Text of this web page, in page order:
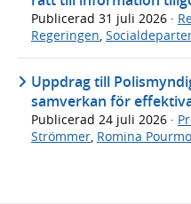
Publicerad 31 juli 2026 ·
Regeringen,
Uppdrag till
samverkan för
Publicerad 24 juli 2026 ·
Strömmer, Romina